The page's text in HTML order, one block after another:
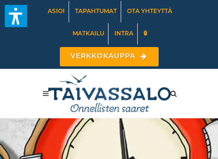
ASIOI TAPAHTUMAT OTA YHTEYTTÄ
MATKAILU INTRA 🔒
VERKKOKAUPPA